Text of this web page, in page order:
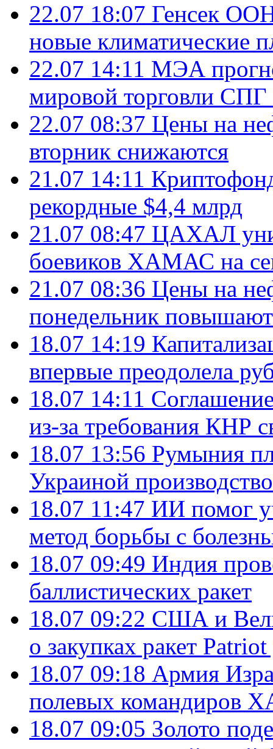
22.07 18:07 Генсек ООН
новые климатические
22.07 14:11 МЭА
мировой торговли СПГ
22.07 08:37 Цены на
вторник снижаются
21.07 14:11
рекордные $4,4 млрд
21.07 08:47 ЦАХАЛ
боевиков ХАМАС на
21.07 08:36 Цены на
понедельник
18.07 14:19
впервые преодолела
18.07 14:11
из-за требования КНР
18.07 13:56 Румыния
Украиной
18.07 11:47 ИИ помог
метод борьбы с
18.07 09:49 Индия
баллистических ракет
18.07 09:22 США и
о закупках ракет
18.07 09:18 Армия
полевых командиров
18.07 09:05 Золото